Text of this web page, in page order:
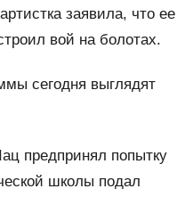
заявила, что ее
вой на болотах.
сегодня выглядят
предпринял попытку
школы подал